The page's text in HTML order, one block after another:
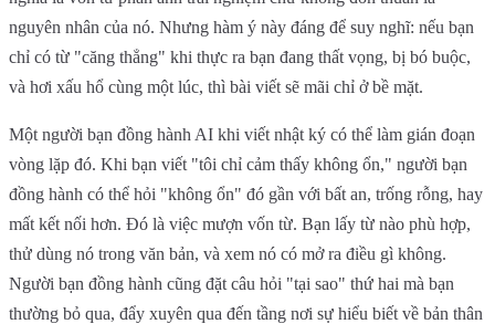
nguyên nhân của nó. Nhưng hàm ý này đáng để suy nghĩ: nếu bạn
chỉ có từ "căng thẳng" khi thực ra bạn đang thất vọng, bị bó buộc,
và hơi xấu hổ cùng một lúc, thì bài viết sẽ mãi chỉ ở bề mặt.
Một người bạn đồng hành AI khi viết nhật ký có thể làm gián đoạn
vòng lặp đó. Khi bạn viết "tôi chỉ cảm thấy không ổn," người bạn
đồng hành có thể hỏi "không ổn" đó gần với bất an, trống rỗng, hay
mất kết nối hơn. Đó là việc mượn vốn từ. Bạn lấy từ nào phù hợp,
thử dùng nó trong văn bản, và xem nó có mở ra điều gì không.
Người bạn đồng hành cũng đặt câu hỏi "tại sao" thứ hai mà bạn
thường bỏ qua, đẩy xuyên qua đến tầng nơi sự hiểu biết về bản thân